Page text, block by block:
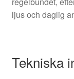
ljus och daglig
Tekniska